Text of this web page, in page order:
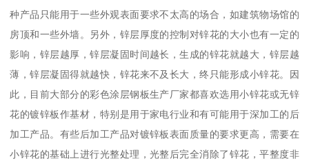
种产品只能用于一些外观表面要求不太高的场合，如建筑物场馆的
房顶和一些外墙。另外，锌层厚度的控制对锌花的大小也有一定的
影响，锌层越厚，锌层凝固时间越长，生成的锌花就越大，锌层越
薄，锌层凝固得就越快，锌花来不及长大，终只能形成小锌花。因
此，目前大部分的彩色涂层钢板生产厂家都喜欢选用小锌花或无锌
花的镀锌板作基材，特别是用于家电行业和有可能用于深加工的后
加工产品。有些后加工产品对镀锌板表面质量的要求更高，需要在
小锌花的基础上进行光整处理，光整后完全消除了锌花，平整度非